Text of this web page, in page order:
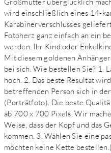
wird einschließlich eines 14-
Karabinerverschlusses
Fotoherz ganz einfach an ein
werden. Ihr Kind oder
Mit diesem goldenen
bei sich. Wie bestellen Sie? 1.
hoch. 2. Das beste Resultat
betreffenden Person sich in
(Porträtfoto). Die beste
ab 700 x 700 Pixels. Wir
Weise, dass der Kopf und das
kommen. 3. Wählen Sie eine
möchten keine Kette